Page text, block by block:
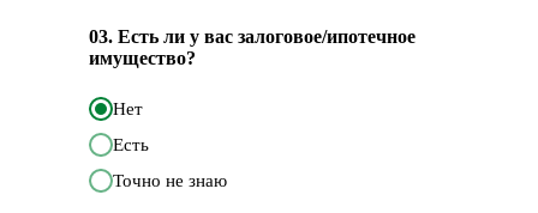
03. Есть ли у вас залоговое/ипотечное
имущество?
Нет
Есть
Точно не знаю